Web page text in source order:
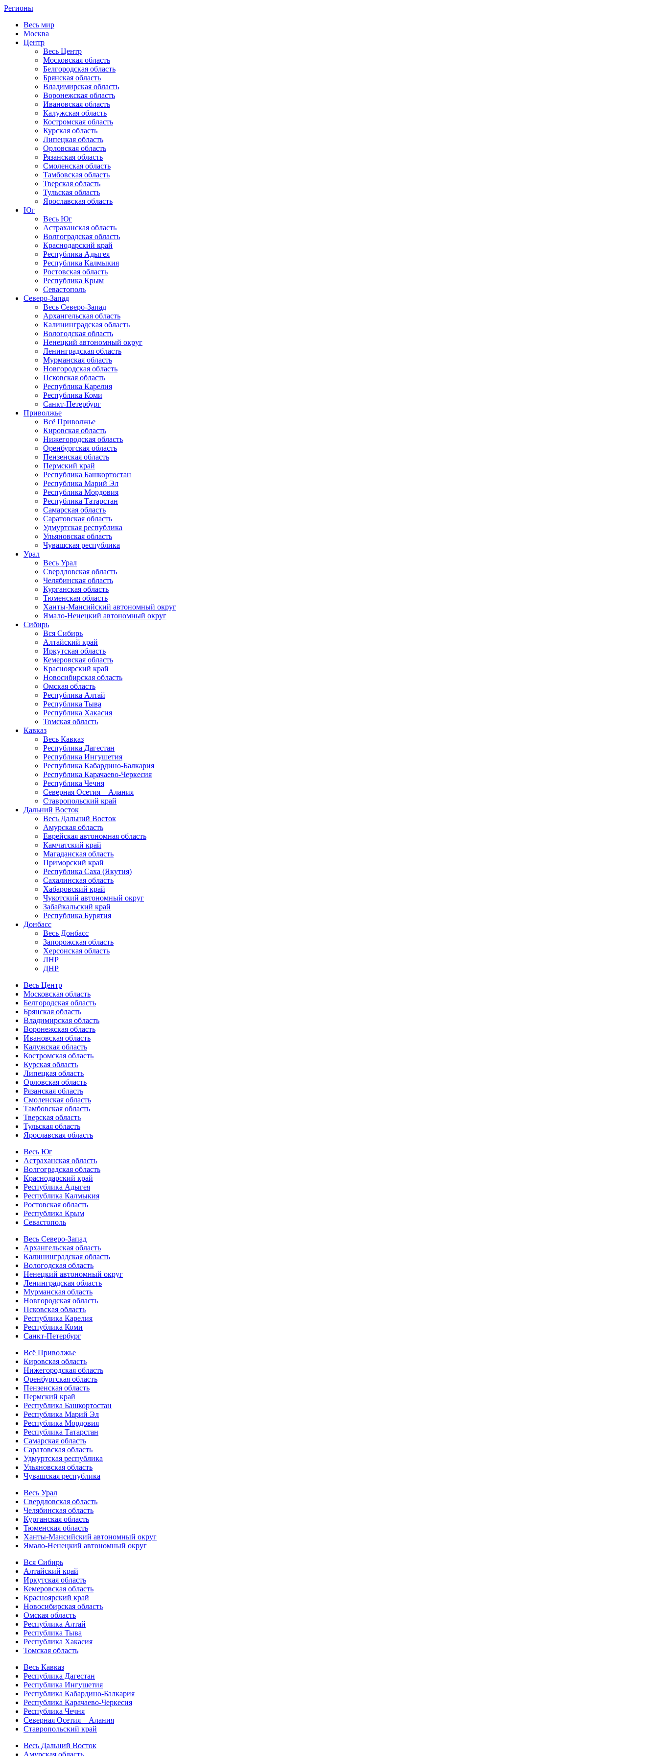
Регионы
Весь мир
Москва
Центр
Весь Центр
Московская область
Белгородская область
Брянская область
Владимирская область
Воронежская область
Ивановская область
Калужская область
Костромская область
Курская область
Липецкая область
Орловская область
Рязанская область
Смоленская область
Тамбовская область
Тверская область
Тульская область
Ярославская область
Юг
Весь Юг
Астраханская область
Волгоградская область
Краснодарский край
Республика Адыгея
Республика Калмыкия
Ростовская область
Республика Крым
Севастополь
Северо-Запад
Весь Северо-Запад
Архангельская область
Калининградская область
Вологодская область
Ненецкий автономный округ
Ленинградская область
Мурманская область
Новгородская область
Псковская область
Республика Карелия
Республика Коми
Санкт-Петербург
Приволжье
Всё Приволжье
Кировская область
Нижегородская область
Оренбургская область
Пензенская область
Пермский край
Республика Башкортостан
Республика Марий Эл
Республика Мордовия
Республика Татарстан
Самарская область
Саратовская область
Удмуртская республика
Ульяновская область
Чувашская республика
Урал
Весь Урал
Свердловская область
Челябинская область
Курганская область
Тюменская область
Ханты-Мансийский автономный округ
Ямало-Ненецкий автономный округ
Сибирь
Вся Сибирь
Алтайский край
Иркутская область
Кемеровская область
Красноярский край
Новосибирская область
Омская область
Республика Алтай
Республика Тыва
Республика Хакасия
Томская область
Кавказ
Весь Кавказ
Республика Дагестан
Республика Ингушетия
Республика Кабардино-Балкария
Республика Карачаево-Черкесия
Республика Чечня
Северная Осетия – Алания
Ставропольский край
Дальний Восток
Весь Дальний Восток
Амурская область
Еврейская автономная область
Камчатский край
Магаданская область
Приморский край
Республика Саха (Якутия)
Сахалинская область
Хабаровский край
Чукотский автономный округ
Забайкальский край
Республика Бурятия
Донбасс
Весь Донбасс
Запорожская область
Херсонская область
ЛНР
ДНР
Весь Центр
Московская область
Белгородская область
Брянская область
Владимирская область
Воронежская область
Ивановская область
Калужская область
Костромская область
Курская область
Липецкая область
Орловская область
Рязанская область
Смоленская область
Тамбовская область
Тверская область
Тульская область
Ярославская область
Весь Юг
Астраханская область
Волгоградская область
Краснодарский край
Республика Адыгея
Республика Калмыкия
Ростовская область
Республика Крым
Севастополь
Весь Северо-Запад
Архангельская область
Калининградская область
Вологодская область
Ненецкий автономный округ
Ленинградская область
Мурманская область
Новгородская область
Псковская область
Республика Карелия
Республика Коми
Санкт-Петербург
Всё Приволжье
Кировская область
Нижегородская область
Оренбургская область
Пензенская область
Пермский край
Республика Башкортостан
Республика Марий Эл
Республика Мордовия
Республика Татарстан
Самарская область
Саратовская область
Удмуртская республика
Ульяновская область
Чувашская республика
Весь Урал
Свердловская область
Челябинская область
Курганская область
Тюменская область
Ханты-Мансийский автономный округ
Ямало-Ненецкий автономный округ
Вся Сибирь
Алтайский край
Иркутская область
Кемеровская область
Красноярский край
Новосибирская область
Омская область
Республика Алтай
Республика Тыва
Республика Хакасия
Томская область
Весь Кавказ
Республика Дагестан
Республика Ингушетия
Республика Кабардино-Балкария
Республика Карачаево-Черкесия
Республика Чечня
Северная Осетия – Алания
Ставропольский край
Весь Дальний Восток
Амурская область